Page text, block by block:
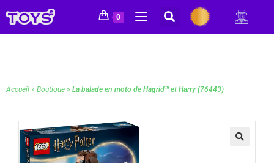
0
Accueil » Boutique » La balade en moto de Hagrid™ et Harry (76443)